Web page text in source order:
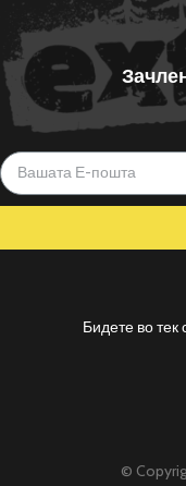
Бидете во
©